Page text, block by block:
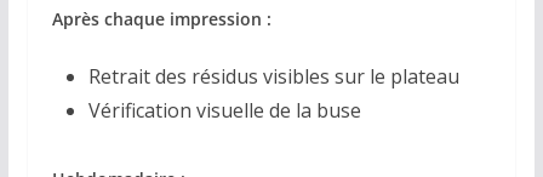
Après chaque impression :
Retrait des résidus visibles sur le plateau
Vérification visuelle de la buse